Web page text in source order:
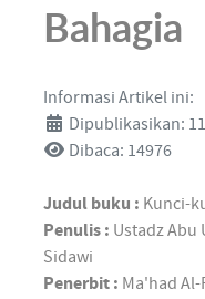
Bahagia
Informasi Artikel ini:
Dipublikasikan:
Dibaca: 14976
Judul buku : Kunci-
Penulis : Ustadz Abu
Sidawi
Penerbit : Ma'had